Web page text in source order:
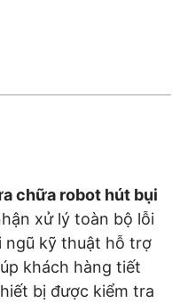
chữa robot hút bụi
xử lý toàn bộ lỗi
ngũ kỹ thuật hỗ trợ
khách hàng tiết
bị được kiểm tra